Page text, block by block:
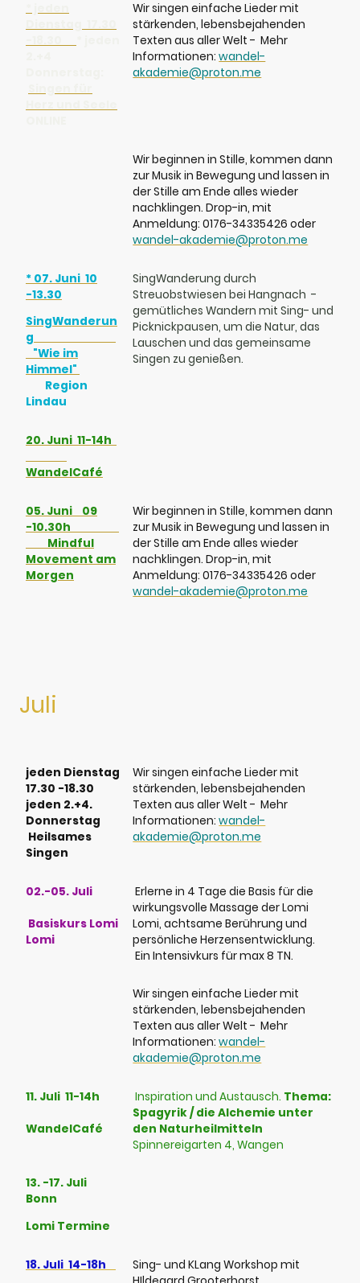
Wir singen einfache Lieder mit
stärkenden, lebensbejahenden
Texten aus aller Welt - Mehr
Informationen:wandel-
akademie@proton.me
Wir beginnen in Stille, kommen dann
zur Musik in Bewegung und lassen in
der Stille am Ende alles wieder
nachklingen. Drop-in, mit
Anmeldung: 0176-34335426 oder
wandel-akademie@proton.me
* 07. Juni 10
-13.30
SingWanderun
g
"Wie im
Himmel"
Region
Lindau
SingWanderung durch
Streuobstwiesen bei Hangnach -
gemütliches Wandern mit Sing- und
Picknickpausen, um die Natur, das
Lauschen und das gemeinsame
Singen zu genießen.
20. Juni 11-14h
WandelCafé
05. Juni 09
-10.30h
Mindful
Movement am
Morgen
Wir beginnen in Stille, kommen dann
zur Musik in Bewegung und lassen in
der Stille am Ende alles wieder
nachklingen. Drop-in, mit
Anmeldung: 0176-34335426 oder
wandel-akademie@proton.me
Juli
jeden Dienstag
17.30 -18.30
jeden 2.+4.
Donnerstag
Heilsames
Singen
Wir singen einfache Lieder mit
stärkenden, lebensbejahenden
Texten aus aller Welt - Mehr
Informationen:wandel-
akademie@proton.me
02.-05. Juli
Basiskurs Lomi
Lomi
Erlerne in 4 Tage die Basis für die
wirkungsvolle Massage der Lomi
Lomi, achtsame Berührung und
persönliche Herzensentwicklung.
Ein Intensivkurs für max 8 TN.
Wir singen einfache Lieder mit
stärkenden, lebensbejahenden
Texten aus aller Welt - Mehr
Informationen:wandel-
akademie@proton.me
11. Juli 11-14h
WandelCafé
Inspiration und Austausch. Thema:
Spagyrik / die Alchemie unter
den Naturheilmitteln
Spinnereigarten 4, Wangen
13. -17. Juli
Bonn
Lomi Termine
18. Juli 14-18h
Sing- und KLang Workshop mit